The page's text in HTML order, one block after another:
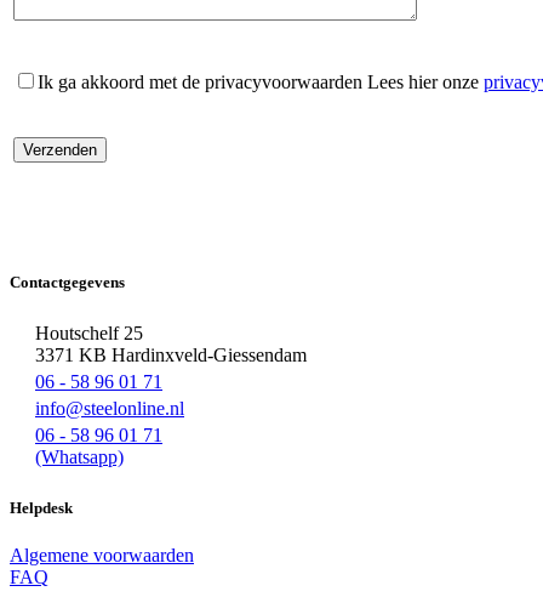
Ik ga akkoord met de privacyvoorwaarden Lees hier onze
Contactgegevens
Houtschelf 25
3371 KB Hardinxveld-Giessendam
06 - 58 96 01 71
info@steelonline.nl
06 - 58 96 01 71
(Whatsapp)
Helpdesk
Algemene voorwaarden
FAQ